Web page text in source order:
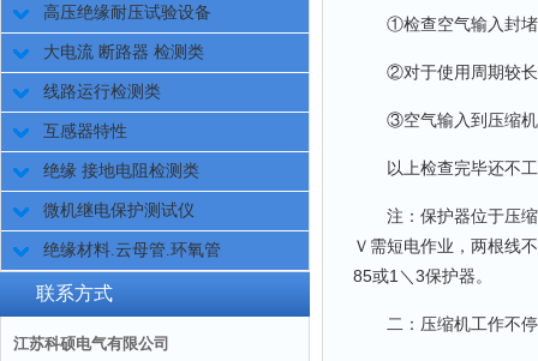
高压绝缘耐压试验设备
大电流 断路器 检测类
线路运行检测类
互感器特性
绝缘 接地电阻检测类
微机继电保护测试仪
绝缘材料.云母管.环氧管
联系方式
江苏科硕电气有限公司
①检查空气输入封堵
②对于使用周期较长
③空气输入到压缩机
以上检查完毕还不工
注：保护器位于压缩
Ｖ需短电作业，两根线
85或1＼3保护器。
二：压缩机工作不停